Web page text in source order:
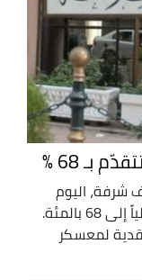
68 %
شرفة، اليوم
الاثنين، أنّ الإحصاء العام للفلاحة وصل حالياً إلى 68 بالمئة.
لمعسكر